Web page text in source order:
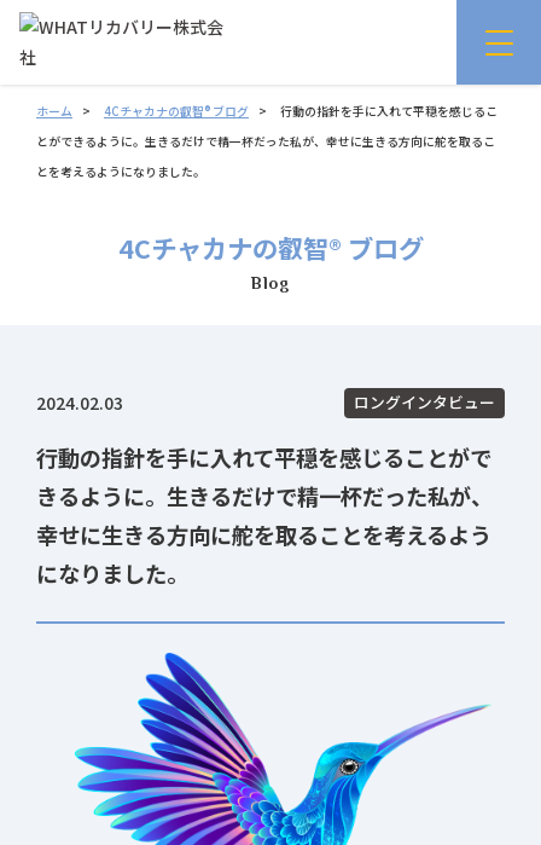
ホーム 4Cチャカナの叡智® ブログ
行動の指針を手に入れて平穏を感じるこ
とができるように。生きるだけで精一杯だった私が、幸せに生きる方向に舵を取るこ
とを考えるようになりました。
4Cチャカナの叡智® ブログ
Blog
2024.02.03 ロングインタビュー
行動の指針を手に入れて平穏を感じることがで
きるように。生きるだけで精一杯だった私が、
幸せに生きる方向に舵を取ることを考えるよう
になりました。